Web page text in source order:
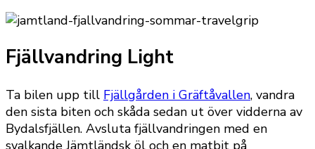
Fjällvandring Light
Ta bilen upp till Fjällgården i Gräftåvallen, vandra
den sista biten och skåda sedan ut över vidderna av
Bydalsfjällen. Avsluta fjällvandringen med en
svalkande Jämtländsk öl och en matbit på